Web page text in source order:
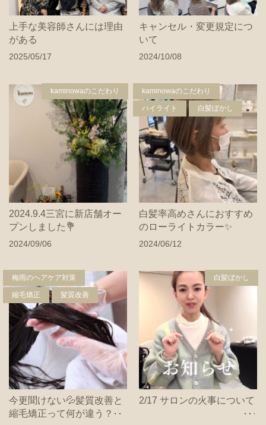
上手な美容師さんには理由
がある
2025/05/17
キャンセル・変更規定につ
いて
2024/10/08
kaminowaのこだわり
2024.9.4三宮に新店舗オー
プンしました💐
2024/09/06
kaminowaのこだわり
ハイライト 白髪ぼかし
白髪率高めさんにおすすめ
のローライトカラー✨
2024/06/12
梅雨のヘアケア対策
縮毛矯正 髪質改善
今更聞けない💦髪質改善と
縮毛矯正って何が違う？！
白髪ぼかし
2/17 サロンの火事について